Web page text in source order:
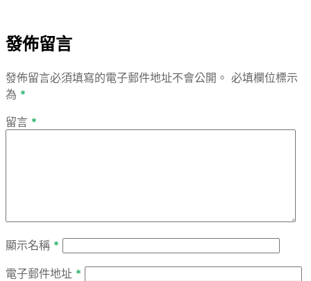
發佈留言
發佈留言必須填寫的電子郵件地址不會公開。 必填欄位標示
為 *
留言 *
顯示名稱 *
電子郵件地址 *